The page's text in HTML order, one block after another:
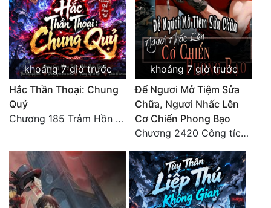
khoảng 7 giờ trước
Hắc Thần Thoại: Chung
Quỷ
Chương 185 Trảm Hồn Đao Cơ Trương Ngưng Dao
khoảng 7 giờ trước
Để Ngươi Mở Tiệm Sửa
Chữa, Ngươi Nhấc Lên
Cơ Chiến Phong Bạo
Chương 2420 Công tích vĩ đại!! Cơ Tu Chi Thần?!